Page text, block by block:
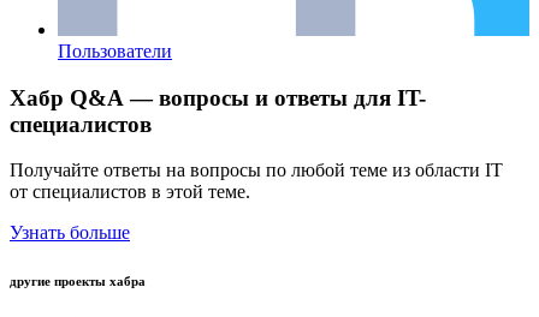
Пользователи
Хабр Q&A — вопросы и ответы для IT-
специалистов
Получайте ответы на вопросы по любой теме из области IT
от специалистов в этой теме.
Узнать больше
другие проекты хабра